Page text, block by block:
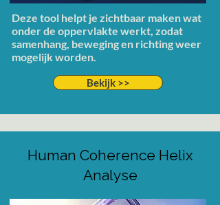
Deze tool helpt je zichtbaar maken wat
onder de oppervlakte werkt, zodat
samenhang, beweging en richting weer
mogelijk worden.
Bekijk >>
Human Coherence Helix
Analyse